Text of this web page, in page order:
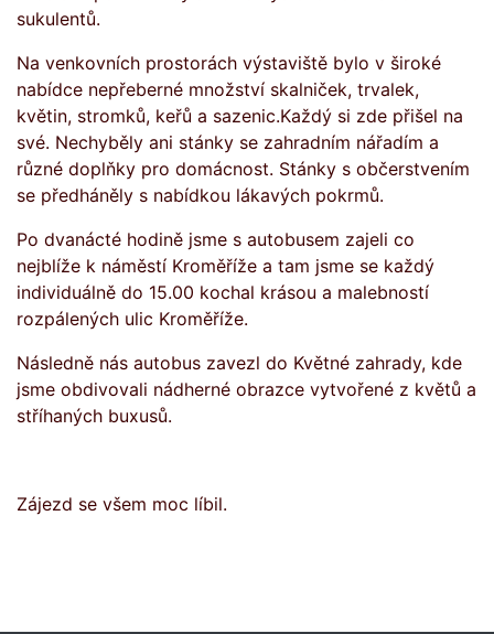
sukulentů.
Na venkovních prostorách výstaviště bylo v široké
nabídce nepřeberné množství skalniček, trvalek,
květin, stromků, keřů a sazenic.Každý si zde přišel na
své. Nechyběly ani stánky se zahradním nářadím a
různé doplňky pro domácnost. Stánky s občerstvením
se předháněly s nabídkou lákavých pokrmů.
Po dvanácté hodině jsme s autobusem zajeli co
nejblíže k náměstí Kroměříže a tam jsme se každý
individuálně do 15.00 kochal krásou a malebností
rozpálených ulic Kroměříže.
Následně nás autobus zavezl do Květné zahrady, kde
jsme obdivovali nádherné obrazce vytvořené z květů a
stříhaných buxusů.
Zájezd se všem moc líbil.